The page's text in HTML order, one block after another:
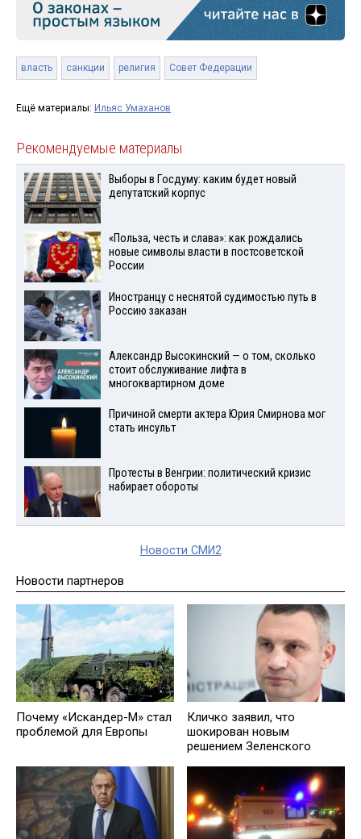
власть санкции религия Совет Федерации
Ещё материалы: Ильяс Умаханов
Рекомендуемые материалы
Выборы в Госдуму: каким будет новый
депутатский корпус
«Польза, честь и слава»: как рождались
новые символы власти в постсоветской
России
Иностранцу с неснятой судимостью путь в
Россию заказан
Александр Высокинский — о том, сколько
стоит обслуживание лифта в
многоквартирном доме
Причиной смерти актера Юрия Смирнова мог
стать инсульт
Протесты в Венгрии: политический кризис
набирает обороты
Новости СМИ2
Новости партнеров
Почему «Искандер-М» стал
проблемой для Европы
Кличко заявил, что
шокирован новым
решением Зеленского